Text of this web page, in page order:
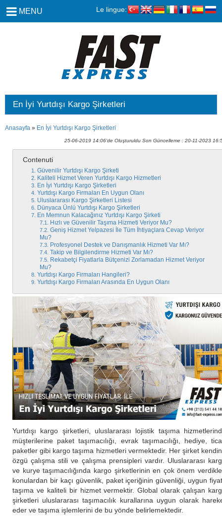
MENU Le lingue:
En İyi Yurtdışı Kargo Şirketleri
Anasayfa » En İyi Yurtdışı Kargo Şirketleri
25-06-2019 14:06'de Oluşturuldu Son Güncelleme : 20-11-2023
Contenuti
Güvenilir Yurtdışı Kargo Şirketi
Kaliteli Hizmet Veren Yurtdışı Kargo Hizmetleri
En İyi Yurtdışı Kargo Şirketleri
Yurtdışı Kargo Firmaları En Uygun Olanı
Uluslararası Kargo Şirketleri Listesi
Dünyaca Ünlü Yurtdışı Kargo Şirketleri
En Memnun Kalacağınız Yurtdışı Kargo Şirketi
Hızlı ve Güvenilir Taşıma Hizmeti Veriyor Mu?
Geniş Hizmet Yelpazesi İle Tüm İhtiyaçlara Cevap Veriyor
Mu?
Profesyonel Destek ve Danışmanlık Hizmeti Var Mı?
Takip ve Bilgilendirme Hizmeti Var Mı?
Rekabetçi Fiyatlarla Bütçenizi Zorlamadan Hizmet Veriyor
Mu?
Yurtdışı Kargo Firmaları Hangileri?
Yurtdışı Kargo Firmaları Arasında En Uygun Olanı
Yurtdışı kargo şirketleri, uluslararası lojistik taşıma
müşterilerine paket taşımacılığı, evrak taşımacılığı, hediye,
paketler gibi kargo taşıma hizmetleri vermektedir. Her şirket
özgü çalışma stili ve çalışma prensipleri vardır. Uluslararası
ve kurye taşımacılığında kargo şirketlerinin en çok önem
konulardan bir kaçı güvenlik, paket içeriğinin güvenliği, uygun
taşıma ve kaliteli bir hizmet vermektir. Global olarak çalışan
şirketleri uluslararası taşımacılık kurallarına uygun olarak
eder ve taşıma işlemlerini de bu yönde belirlemektedir.